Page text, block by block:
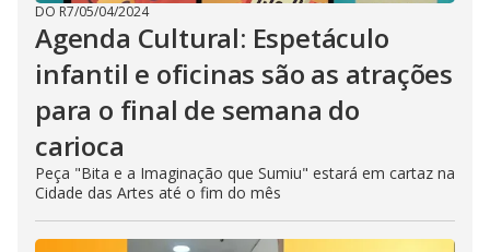
DO R7/05/04/2024
Agenda Cultural: Espetáculo
infantil e oficinas são as atrações
para o final de semana do
carioca
Peça "Bita e a Imaginação que Sumiu" estará em cartaz na
Cidade das Artes até o fim do mês